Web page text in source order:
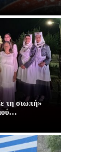
τη σιωπή»